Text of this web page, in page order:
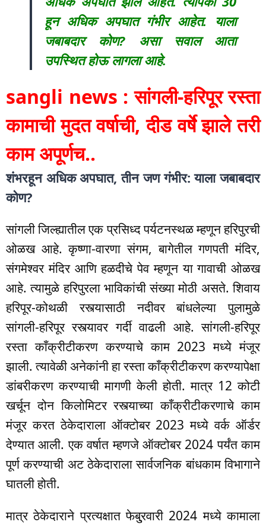
हून अधिक अपघात गंभीर आहेत. याला
जबाबदार कोण? असा सवाल आता
उपस्थित होऊ लागला आहे.
sangli news : सांगली-हरिपूर रस्ता
कामाची मुदत वर्षाची, दीड वर्षे झाले तरी
काम अपूर्णच..
शंभरहून अधिक अपघात, तीन जण गंभीर: याला जबाबदार
कोण?
सांगली जिल्ह्यातील एक प्रसिध्द पर्यटनस्थळ म्हणून हरिपुरची
ओळख आहे. कृष्णा-वारणा संगम, बागेतील गणपती मंदिर,
संगमेश्वर मंदिर आणि हळदीचे पेव म्हणून या गावाची ओळख
आहे. त्यामुळे हरिपुरला भाविकांची संख्या मोठी असते. शिवाय
हरिपूर-कोथळी रस्त्यासाठी नदीवर बांधलेल्या पुलामुळे
सांगली-हरिपूर रस्त्यावर गर्दी वाढली आहे. सांगली-हरिपूर
रस्ता काँक्रीटीकरण करण्याचे काम 2023 मध्ये मंजूर
झाली. त्यावेळी अनेकांनी हा रस्ता काँक्रीटीकरण करण्यापेक्षा
डांबरीकरण करण्याची मागणी केली होती. मात्र 12 कोटी
खर्चून दोन किलोमिटर रस्त्याच्या काँक्रीटीकरणाचे काम
मंजूर करत ठेकेदाराला ऑक्टोबर 2023 मध्ये वर्क ऑर्डर
देण्यात आली. एक वर्षात म्हणजे ऑक्टोबर 2024 पर्यंत काम
पूर्ण करण्याची अट ठेकेदाराला सार्वजनिक बांधकाम विभागाने
घातली होती.
मात्र ठेकेदाराने प्रत्यक्षात फेबु्रवारी 2024 मध्ये कामाला